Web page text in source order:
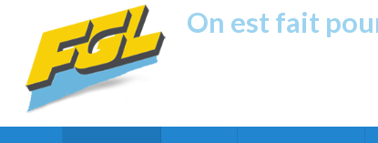
On est fait